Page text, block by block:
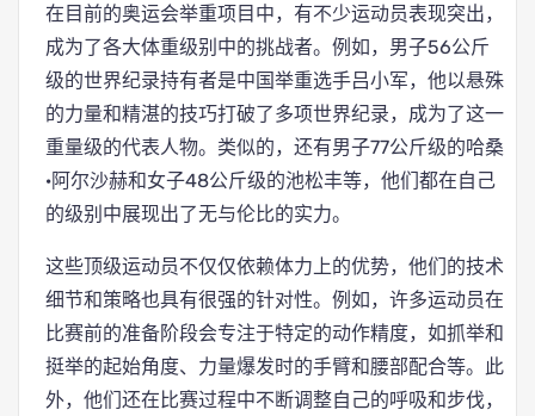
在目前的奥运会举重项目中，有不少运动员表现突出，
成为了各大体重级别中的挑战者。例如，男子56公斤
级的世界纪录持有者是中国举重选手吕小军，他以悬殊
的力量和精湛的技巧打破了多项世界纪录，成为了这一
重量级的代表人物。类似的，还有男子77公斤级的哈桑
·阿尔沙赫和女子48公斤级的池松丰等，他们都在自己
的级别中展现出了无与伦比的实力。
这些顶级运动员不仅仅依赖体力上的优势，他们的技术
细节和策略也具有很强的针对性。例如，许多运动员在
比赛前的准备阶段会专注于特定的动作精度，如抓举和
挺举的起始角度、力量爆发时的手臂和腰部配合等。此
外，他们还在比赛过程中不断调整自己的呼吸和步伐，